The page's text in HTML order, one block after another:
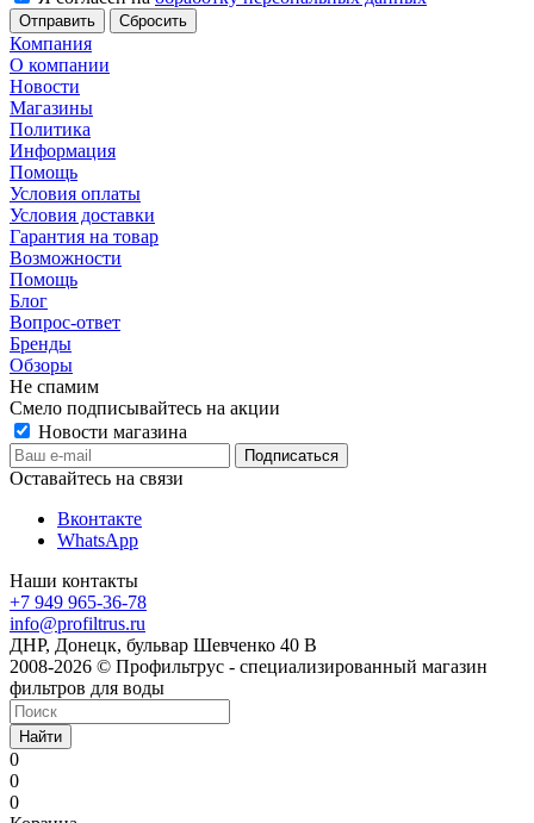
Сбросить
Компания
О компании
Новости
Магазины
Политика
Информация
Помощь
Условия оплаты
Условия доставки
Гарантия на товар
Возможности
Помощь
Блог
Вопрос-ответ
Бренды
Обзоры
Не спамим
Смело подписывайтесь на акции
Новости магазина
Оставайтесь на связи
Вконтакте
WhatsApp
Наши контакты
+7 949 965-36-78
info@profiltrus.ru
ДНР, Донецк, бульвар Шевченко 40 В
2008-2026 © Профильтрус - специализированный магазин
фильтров для воды
Найти
0
0
0